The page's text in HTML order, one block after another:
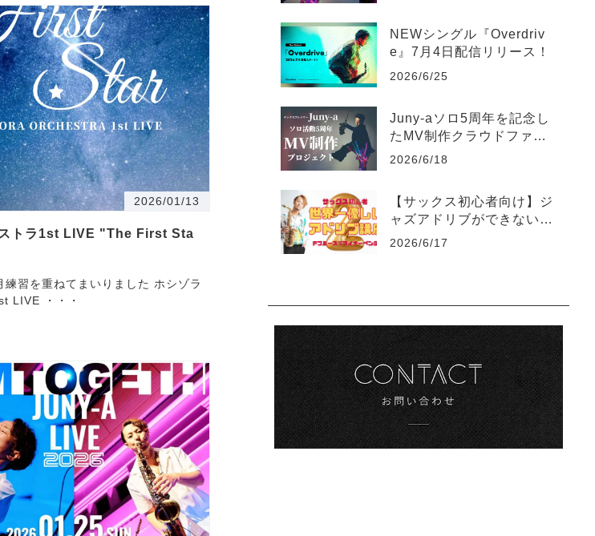
2026/01/13
トラ1st LIVE "The First Sta
を重ねてまいりました ホシゾラ
LIVE ・・・
NEWシングル『Overdriv
e』7月4日配信リリース！
2026/6/25
Juny-aソロ5周年を記念し
たMV制作クラウドファン
ディングがスタート
2026/6/18
【サックス初心者向け】ジ
ャズアドリブができない人
のための世界一優しい練習
2026/6/17